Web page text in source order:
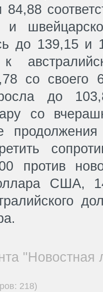
84,88
до 139,15 и
со своего
до
со
против
США,
"Новостная
218)